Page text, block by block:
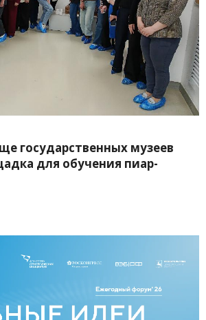
государственных музеев
для обучения пиар-